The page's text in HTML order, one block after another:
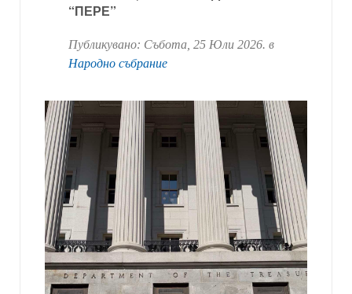
“ПЕРЕ”
Публикувано: Събота, 25 Юли 2026. в
Народно събрание